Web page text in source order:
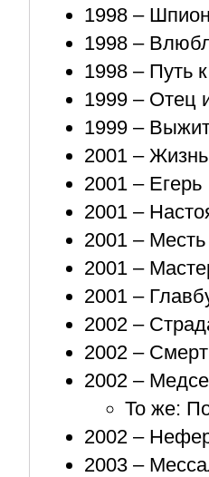
1998 –
1998 –
1998 – Путь
1999 – Отец
1999 –
2001 –
2001 – Егерь
2001 –
2001 –
2001 –
2001 –
2002 –
2002 –
2002 –
То же:
2002 –
2003 –